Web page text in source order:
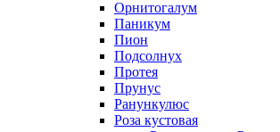
Орнитогалум
Паникум
Пион
Подсолнух
Протея
Прунус
Ранункулюс
Роза кустовая